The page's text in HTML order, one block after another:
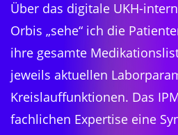
Über das digitale UKH-
Orbis „sehe“ ich die
ihre gesamte
jeweils aktuellen
Kreislauffunktionen. Das
fachlichen Expertise eine